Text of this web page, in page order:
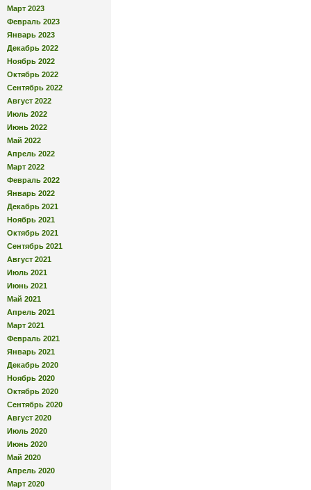
Март 2023
Февраль 2023
Январь 2023
Декабрь 2022
Ноябрь 2022
Октябрь 2022
Сентябрь 2022
Август 2022
Июль 2022
Июнь 2022
Май 2022
Апрель 2022
Март 2022
Февраль 2022
Январь 2022
Декабрь 2021
Ноябрь 2021
Октябрь 2021
Сентябрь 2021
Август 2021
Июль 2021
Июнь 2021
Май 2021
Апрель 2021
Март 2021
Февраль 2021
Январь 2021
Декабрь 2020
Ноябрь 2020
Октябрь 2020
Сентябрь 2020
Август 2020
Июль 2020
Июнь 2020
Май 2020
Апрель 2020
Март 2020